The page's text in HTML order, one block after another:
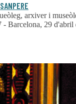
arxiver i
- Barcelona, 29 d'abril